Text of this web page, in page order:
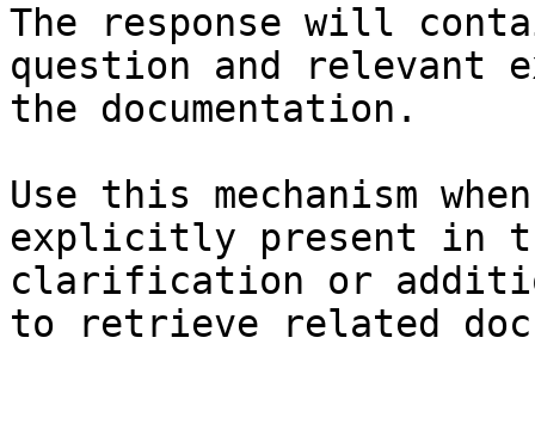
The response will
question and relevant
the documentation.
Use this mechanism
explicitly present in
clarification or